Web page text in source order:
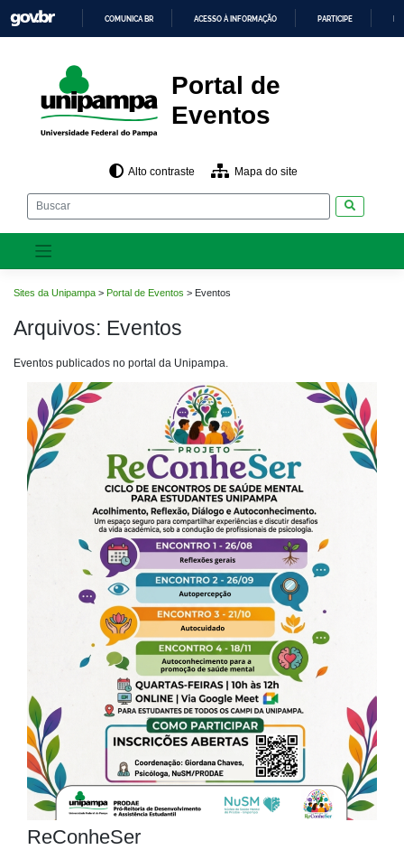
para
o
CONTEÚDO
COMUNICA BR ACESSO À INFORMAÇÃO PARTICIPE
Portal de
Eventos
Alto contraste Mapa do site
Sites da Unipampa > Portal de Eventos > Eventos
Arquivos: Eventos
Eventos publicados no portal da Unipampa.
ReConheSer